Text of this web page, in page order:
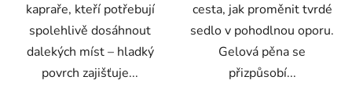
kapraře, kteří potřebují
spolehlivě dosáhnout
dalekých míst – hladký
povrch zajišťuje...
cesta, jak proměnit tvrdé
sedlo v pohodlnou oporu.
Gelová pěna se
přizpůsobí...